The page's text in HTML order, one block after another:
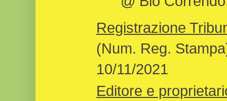
Registrazione
(Num. Reg.
10/11/2021
Editore e